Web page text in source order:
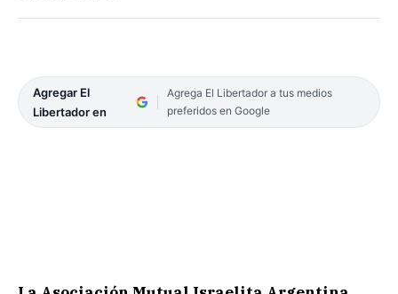
Agregar El
Libertador en
Agrega El Libertador a tus medios
preferidos en Google